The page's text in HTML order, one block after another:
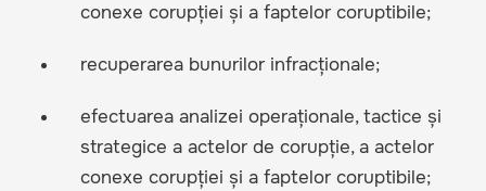
conexe corupției și a faptelor coruptibile;
recuperarea bunurilor infracționale;
efectuarea analizei operaționale, tactice și
strategice a actelor de corupție, a actelor
conexe corupției și a faptelor coruptibile;